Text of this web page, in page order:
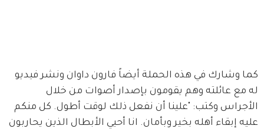
كما وشارك في هذه الحملة أيضاً فارون داوان ونشر فيديو
له مع عائلته وهم يقومون بإصدار أصوات من خلال
الأجراس وكتب: "علينا أن نفعل ذلك لوقت أطول. كل منكم
عليه إبقاء أهله بخير وبأمان. انا أحيي الأبطال الذين يحاربون